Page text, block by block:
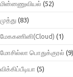
மின்னணுவியல் (52)
முத்து (83)
மேககணினி(Cloud) (1)
மோசில்லா பொதுக்குரல் (9)
விக்கிப்பீடியா (5)